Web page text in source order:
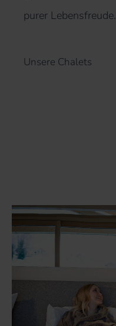
purer Lebensfreude.
Unsere Chalets